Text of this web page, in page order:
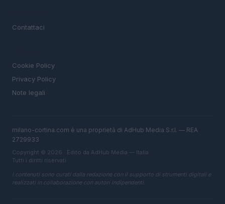
Contattaci
Cookie Policy
Privacy Policy
Note legali
milano-cortina.com è una proprietà di AdHub Media S.r.l. — REA
2729933
Copyright © 2026 · Edito da AdHub Media — Italia
Tutti i diritti riservati
I contenuti sono curati dalla redazione con il supporto di strumenti digitali e
realizzati in collaborazione con autori indipendenti.